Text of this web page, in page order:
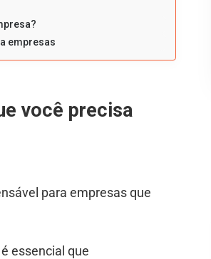
empresas
você precisa
para empresas que
essencial que